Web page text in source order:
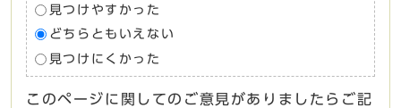
見つけやすかった
どちらともいえない
見つけにくかった
このページに関してのご意見がありましたらご記